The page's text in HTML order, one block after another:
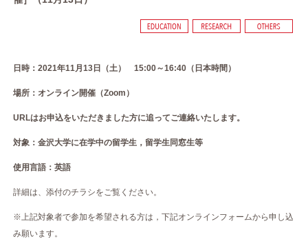
日時：2021年11月13日（土） 15:00～16:40（日本時間）
場所：オンライン開催（Zoom）
URLはお申込をいただきました方に追ってご連絡いたします。
対象：金沢大学に在学中の留学生，留学生同窓生等
使用言語：英語
詳細は、添付のチラシをご覧ください。
※上記対象者で参加を希望される方は，下記オンラインフォームから申し込
み願います。